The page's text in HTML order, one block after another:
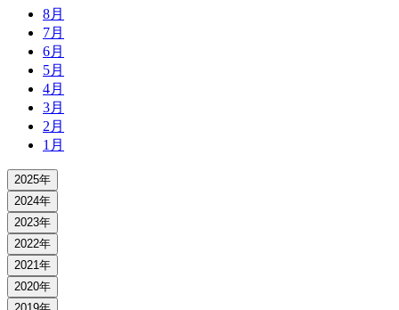
8月
7月
6月
5月
4月
3月
2月
1月
2025年
2024年
2023年
2022年
2021年
2020年